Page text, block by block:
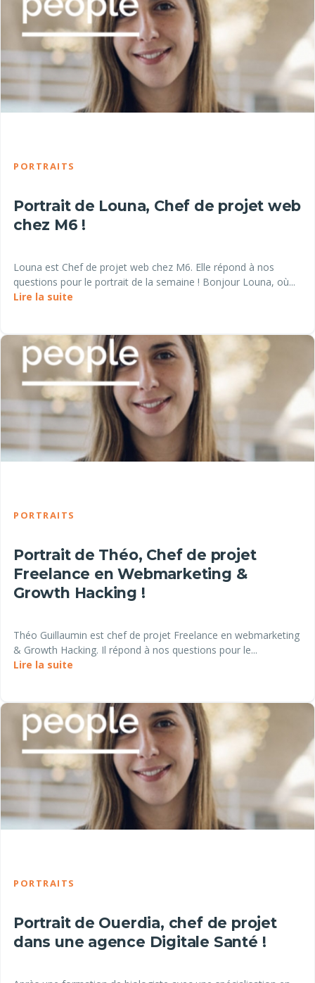
PORTRAITS
Portrait de Louna, Chef de projet web
chez M6 !
Louna est Chef de projet web chez M6. Elle répond à nos
questions pour le portrait de la semaine ! Bonjour Louna, où...
Lire la suite
PORTRAITS
Portrait de Théo, Chef de projet
Freelance en Webmarketing &
Growth Hacking !
Théo Guillaumin est chef de projet Freelance en webmarketing
& Growth Hacking. Il répond à nos questions pour le...
Lire la suite
PORTRAITS
Portrait de Ouerdia, chef de projet
dans une agence Digitale Santé !